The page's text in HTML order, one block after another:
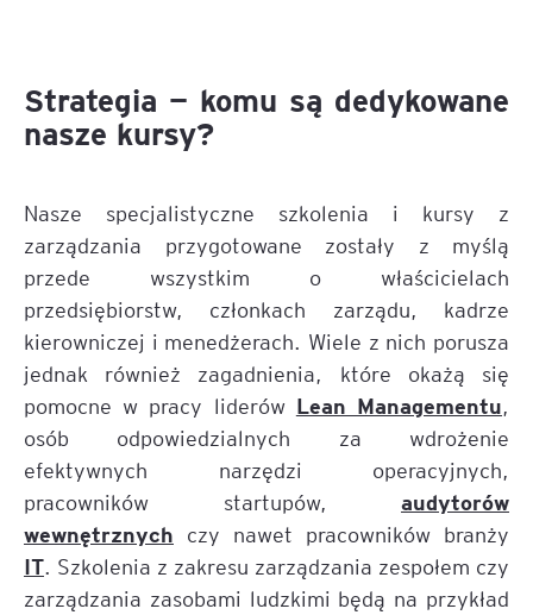
Strategia — komu są dedykowane
nasze kursy?
Nasze specjalistyczne szkolenia i kursy z
zarządzania przygotowane zostały z myślą
przede wszystkim o właścicielach
przedsiębiorstw, członkach zarządu, kadrze
kierowniczej i menedżerach. Wiele z nich porusza
jednak również zagadnienia, które okażą się
pomocne w pracy liderów Lean Managementu,
osób odpowiedzialnych za wdrożenie
efektywnych narzędzi operacyjnych,
pracowników startupów, audytorów
wewnętrznych czy nawet pracowników branży
IT. Szkolenia z zakresu zarządzania zespołem czy
zarządzania zasobami ludzkimi będą na przykład